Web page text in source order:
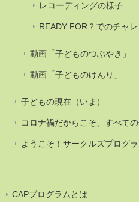
レコーディングの様子
READY FOR？でのチャ
動画「子どものつぶやき」
動画「子どものけんり」
子どもの現在（いま）
コロナ禍だからこそ、すべて
ようこそ！サークルズプログラ
CAPプログラムとは